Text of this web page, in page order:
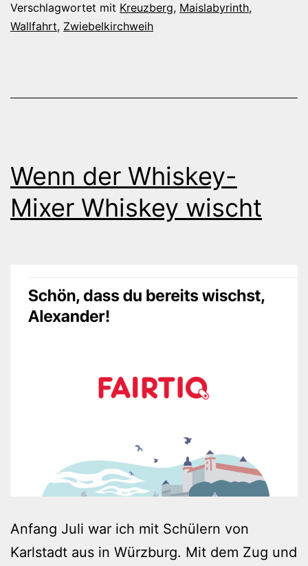
Verschlagwortet mit Kreuzberg, Maislabyrinth,
Wallfahrt, Zwiebelkirchweih
Wenn der Whiskey-
Mixer Whiskey wischt
Anfang Juli war ich mit Schülern von
Karlstadt aus in Würzburg. Mit dem Zug und